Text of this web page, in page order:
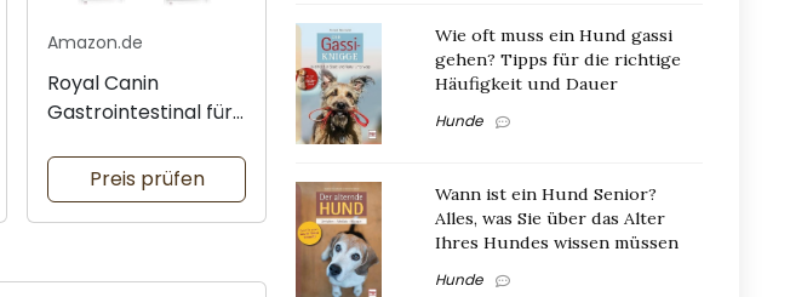
Amazon.de
Royal Canin
Gastrointestinal für
Preis prüfen
Wie oft muss ein Hund gassi
gehen? Tipps für die richtige
Häufigkeit und Dauer
Hunde
Wann ist ein Hund Senior?
Alles, was Sie über das Alter
Ihres Hundes wissen müssen
Hunde